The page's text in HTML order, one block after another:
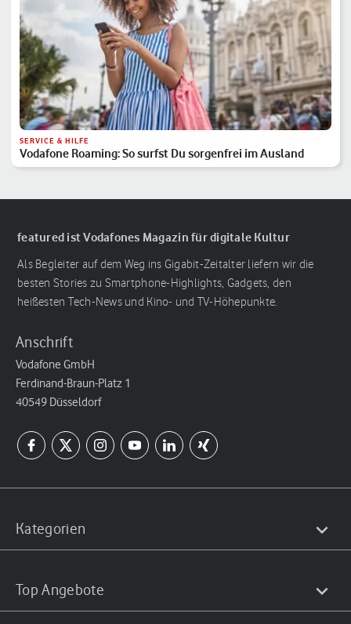
SERVICE & HILFE
Vodafone Roaming: So surfst Du sorgenfrei im Ausland
featured ist Vodafones Magazin für digitale Kultur
Als Begleiter auf dem Weg ins Gigabit-Zeitalter liefern wir die
besten Stories zu Smartphone-Highlights, Gadgets, den
heißesten Tech-News und Kino- und TV-Höhepunkte.
Anschrift
Vodafone GmbH
Ferdinand-Braun-Platz 1
40549 Düsseldorf
Kategorien
Top Angebote